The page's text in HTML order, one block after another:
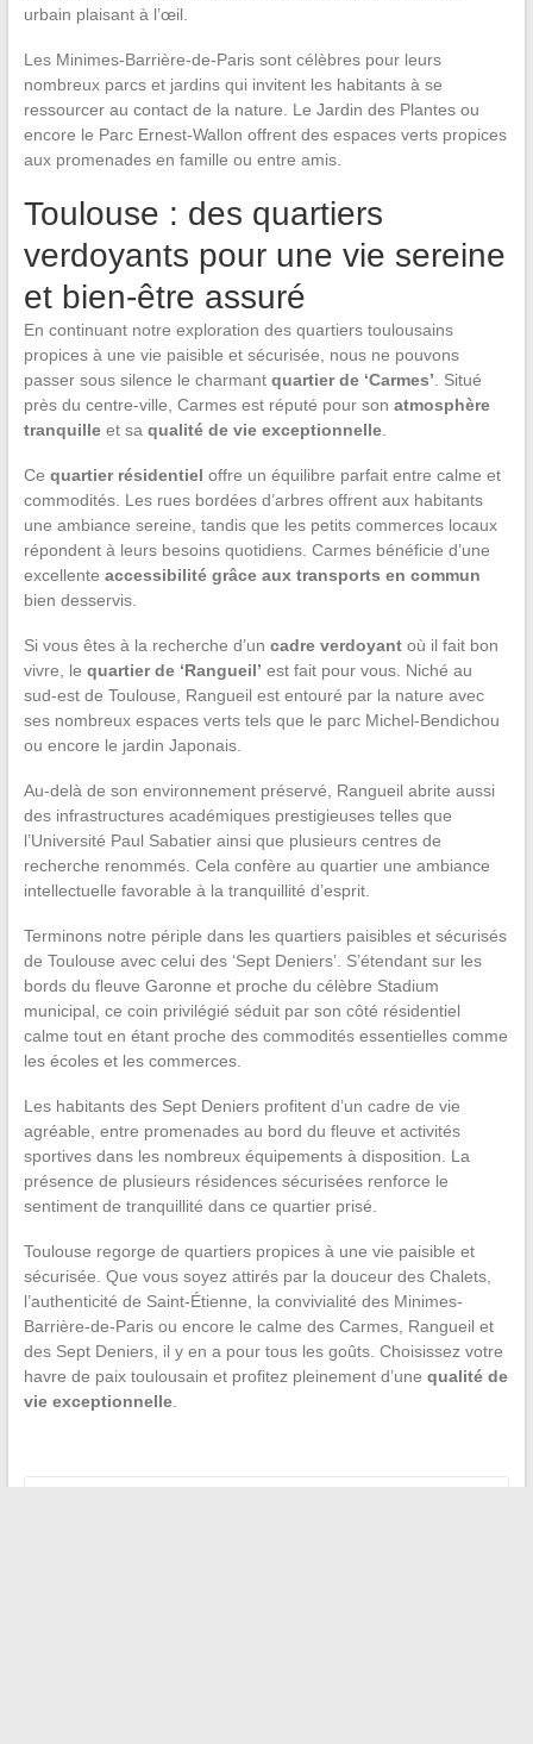
urbain plaisant à l’œil.
Les Minimes-Barrière-de-Paris sont célèbres pour leurs
nombreux parcs et jardins qui invitent les habitants à se
ressourcer au contact de la nature. Le Jardin des Plantes ou
encore le Parc Ernest-Wallon offrent des espaces verts propices
aux promenades en famille ou entre amis.
Toulouse : des quartiers
verdoyants pour une vie sereine
et bien-être assuré
En continuant notre exploration des quartiers toulousains
propices à une vie paisible et sécurisée, nous ne pouvons
passer sous silence le charmant quartier de ‘Carmes’ . Situé
près du centre-ville, Carmes est réputé pour son atmosphère
tranquilleet sa qualité de vie exceptionnelle.
Ce quartier résidentiel offre un équilibre parfait entre calme et
commodités. Les rues bordées d’arbres offrent aux habitants
une ambiance sereine, tandis que les petits commerces locaux
répondent à leurs besoins quotidiens. Carmes bénéficie d’une
excellente accessibilité grâce aux transports en commun
bien desservis.
Si vous êtes à la recherche d’un cadre verdoyantoù il fait bon
vivre, le quartier de ‘Rangueil’ est fait pour vous. Niché au
sud-est de Toulouse, Rangueil est entouré par la nature avec
ses nombreux espaces verts tels que le parc Michel-Bendichou
ou encore le jardin Japonais.
Au-delà de son environnement préservé, Rangueil abrite aussi
des infrastructures académiques prestigieuses telles que
l’Université Paul Sabatier ainsi que plusieurs centres de
recherche renommés. Cela confère au quartier une ambiance
intellectuelle favorable à la tranquillité d’esprit.
Terminons notre périple dans les quartiers paisibles et sécurisés
de Toulouse avec celui des ‘Sept Deniers’. S’étendant sur les
bords du fleuve Garonne et proche du célèbre Stadium
municipal, ce coin privilégié séduit par son côté résidentiel
calme tout en étant proche des commodités essentielles comme
les écoles et les commerces.
Les habitants des Sept Deniers profitent d’un cadre de vie
agréable, entre promenades au bord du fleuve et activités
sportives dans les nombreux équipements à disposition. La
présence de plusieurs résidences sécurisées renforce le
sentiment de tranquillité dans ce quartier prisé.
Toulouse regorge de quartiers propices à une vie paisible et
sécurisée. Que vous soyez attirés par la douceur des Chalets,
l’authenticité de Saint-Étienne, la convivialité des Minimes-
Barrière-de-Paris ou encore le calme des Carmes, Rangueil et
des Sept Deniers, il y en a pour tous les goûts. Choisissez votre
havre de paix toulousain et profitez pleinement d’une qualité de
vie exceptionnelle.